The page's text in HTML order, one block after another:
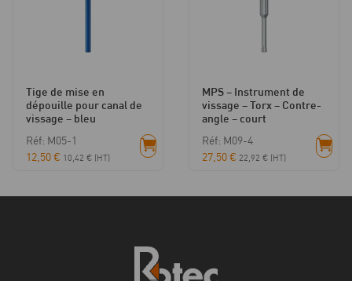
Tige de mise en
dépouille pour canal de
vissage – bleu
Réf: M05-1
12,50€ 10,42 € (HT)
MPS – Instrument de
vissage – Torx – Contre-
angle – court
Réf: M09-4
27,50€ 22,92 € (HT)